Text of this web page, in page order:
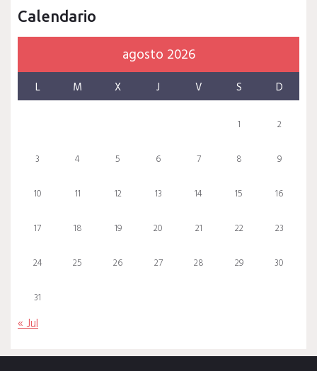
Calendario
agosto 2026
L M X J V S D
1 2
3 4 5 6 7 8 9
10 11 12 13 14 15 16
17 18 19 20 21 22 23
24 25 26 27 28 29 30
31
« Jul